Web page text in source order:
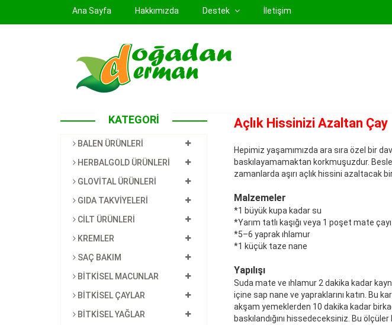
Ana Sayfa Hakkımızda (current)Destek İletişim
KATEGORİ
BALEN ÜRÜNLERİ
HERBALGOLD ÜRÜNLERİ
GLOVİTAL ÜRÜNLERİ
GIDA TAKVİYELERİ
CİLT ÜRÜNLERİ
KREMLER
SAÇ BAKIM
BİTKİSEL MACUNLAR
BİTKİSEL ÇAYLAR
BİTKİSEL YAĞLAR
Açlık Hissinizi Azaltan Çay
Hepimiz yaşamımızda ara sıra özel bir
baskılayamamaktan korkmuşuzdur.
zamanlarda aşırı açlık hissini azaltacak
Malzemeler
*1 büyük kupa kadar su
*Yarım tatlı kaşığı veya 1 poşet mate çayı
*5–6 yaprak ıhlamur
*1 küçük taze nane
Yapılışı
Suda mate ve ıhlamur 2 dakika kadar
içine sap nane ve yapraklarını katın. Bu
akşam yemeklerden 10 dakika kadar
baskılandığını hissedeceksiniz. Bu